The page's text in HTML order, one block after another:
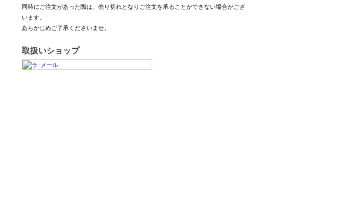
同時にご注文があった際は、売り切れとなりご注文を承ることができない場合がござ
います。
あらかじめご了承くださいませ。
取扱いショップ